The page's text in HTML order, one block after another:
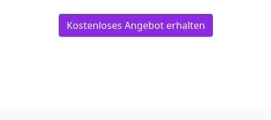
Kostenloses Angebot erhalten